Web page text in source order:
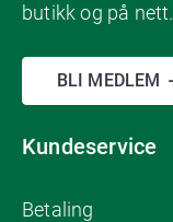
butikk og på nett.
BLI MEDLEM
Kundeservice
Betaling